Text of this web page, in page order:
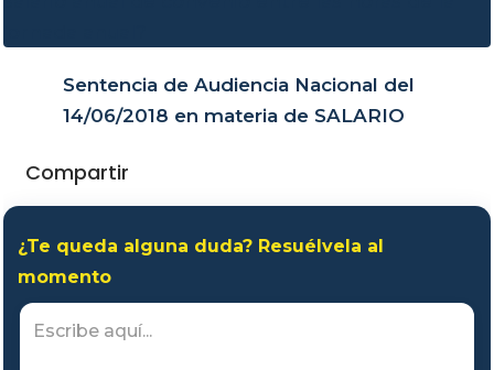
Sentencia de Audiencia Nacional del
14/06/2018 en materia de SALARIO
Compartir
¿Te queda alguna duda? Resuélvela al
momento